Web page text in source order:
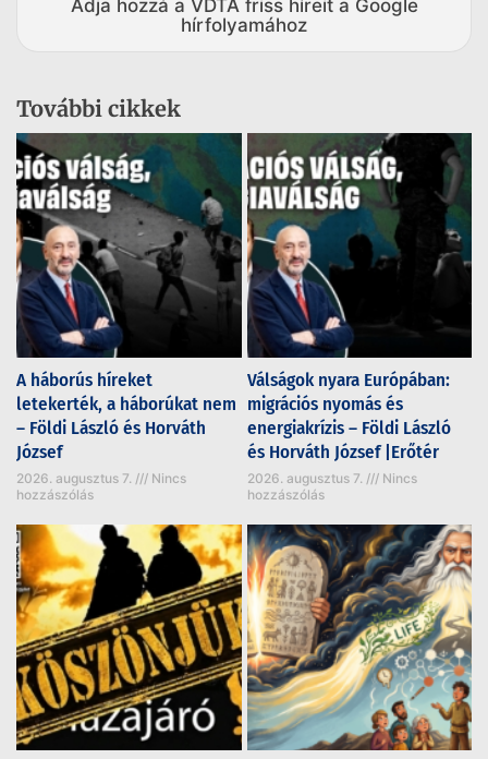
Adja hozzá a VDTA friss híreit a Google
hírfolyamához
További cikkek
A háborús híreket
letekerték, a háborúkat nem
– Földi László és Horváth
József
2026. augusztus 7.
Nincs
hozzászólás
Válságok nyara Európában:
migrációs nyomás és
energiakrízis – Földi László
és Horváth József |Erőtér
2026. augusztus 7.
Nincs
hozzászólás